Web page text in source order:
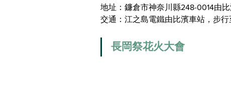
地址：鐮倉市神奈川縣248-0014由
交通：江之島電鐵由比濱車站，步
長岡祭花火大會